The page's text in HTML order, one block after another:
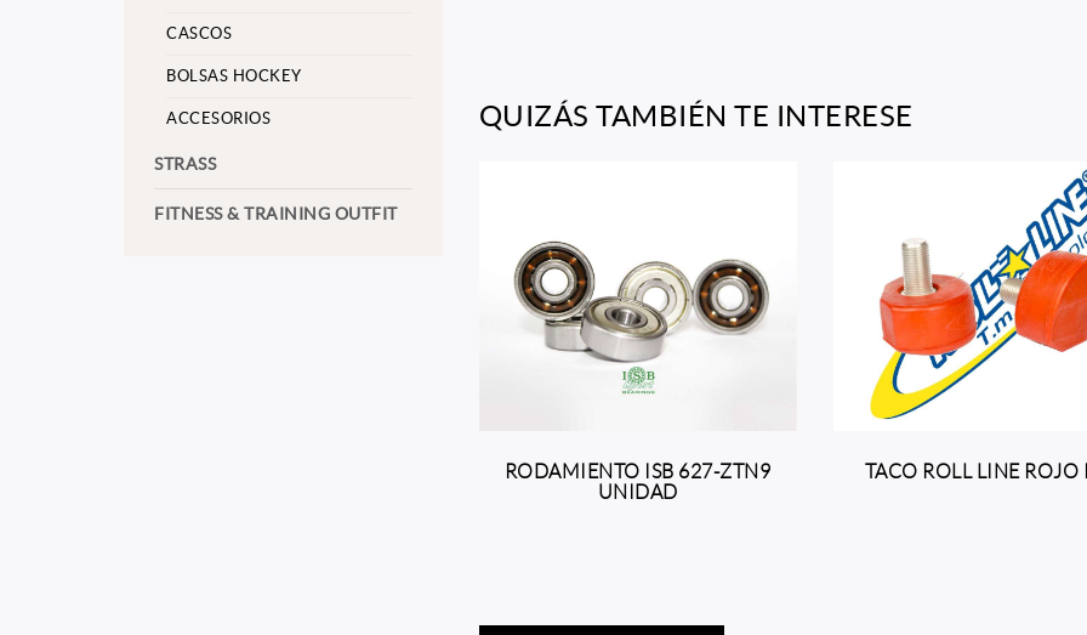
CASCOS
BOLSAS HOCKEY
ACCESORIOS
STRASS
FITNESS & TRAINING OUTFIT
QUIZÁS TAMBIÉN TE INTERESE
RODAMIENTO ISB 627-ZTN9
UNIDAD
TACO ROLL LINE ROJO